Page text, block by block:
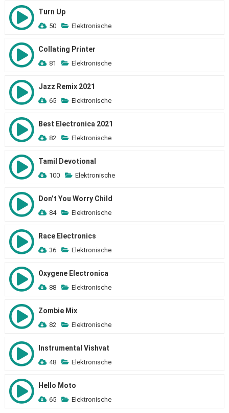
Turn Up
50 Elektronische
Collating Printer
81 Elektronische
Jazz Remix 2021
65 Elektronische
Best Electronica 2021
82 Elektronische
Tamil Devotional
100 Elektronische
Don’t You Worry Child
84 Elektronische
Race Electronics
36 Elektronische
Oxygene Electronica
88 Elektronische
Zombie Mix
82 Elektronische
Instrumental Vishvat
48 Elektronische
Hello Moto
65 Elektronische